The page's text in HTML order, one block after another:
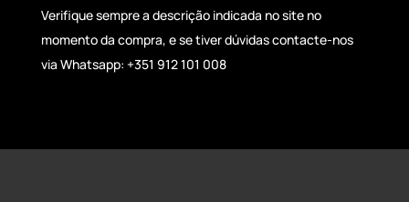
Verifique sempre a descrição indicada no site no
momento da compra, e se tiver dúvidas contacte-nos
via Whatsapp: +351 912 101 008